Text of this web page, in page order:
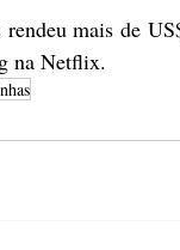
mais de
na Netflix.